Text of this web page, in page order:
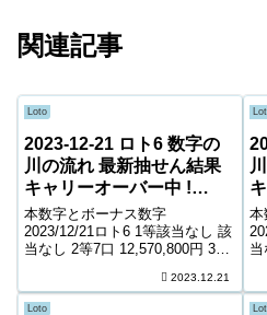
関連記事
Loto
2023-12-21 ロト6 数字の
川の流れ 最新抽せん結果
キャリーオーバー中 !
513,633,078円
本数字とボーナス数字
2023/12/21ロト6 1等該当なし 該
当なし 2等7口 12,570,800円 3等
10,000円 5等181,746口 1,000円
キャリーオーバー 513,6...
2023.12.21
本
等
Loto